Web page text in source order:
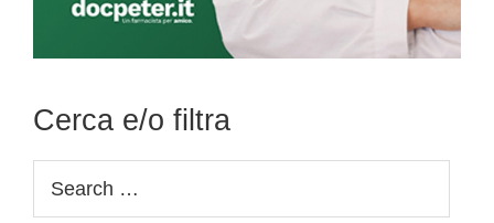
Cerca e/o filtra